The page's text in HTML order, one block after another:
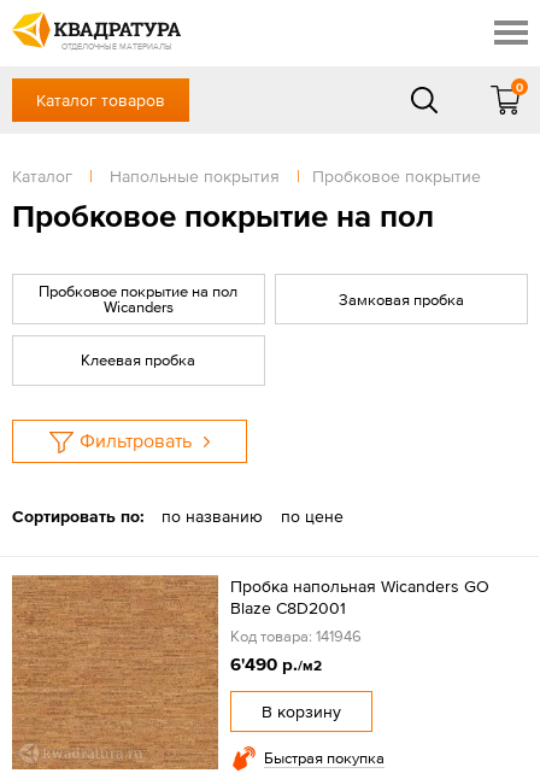
ОТДЕЛОЧНЫЕ МАТЕРИАЛЫ
Скидки
Акции
Готовые решения
Доставка и оплата
Отзывы
+7 (861) 212-10-58
Сб, Вс — выходной
ЗАКАЗАТЬ ЗВОНОК
Каталог товаров
0
Каталог | Напольные покрытия | Пробковое покрытие
Пробковое покрытие на пол
Пробковое покрытие на пол
Wicanders
Замковая пробка
Клеевая пробка
Фильтровать
Сортировать по: по названию по цене
Пробка напольная Wicanders GO
Blaze C8D2001
Код товара: 141946
6'490 р./м2
В корзину
Быстрая покупка